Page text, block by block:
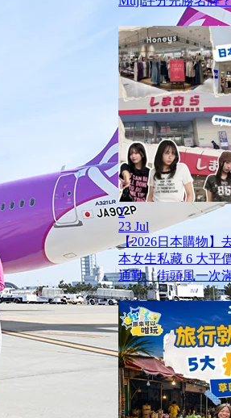
2
23 Jul
【2026日本購物】
本女生私藏 6 大平
通勤、街頭風一次